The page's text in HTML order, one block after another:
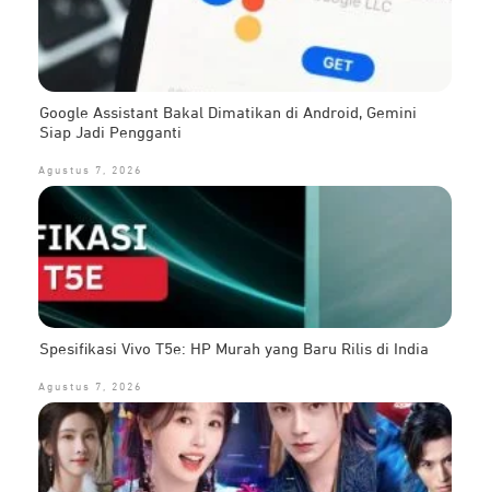
Google Assistant Bakal Dimatikan di Android, Gemini
Siap Jadi Pengganti
Agustus 7, 2026
Spesifikasi Vivo T5e: HP Murah yang Baru Rilis di India
Agustus 7, 2026